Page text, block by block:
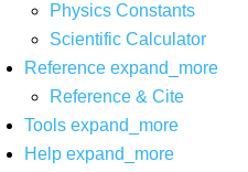
Physics Constants
Scientific Calculator
Reference expand_more
Reference & Cite
Tools expand_more
Help expand_more